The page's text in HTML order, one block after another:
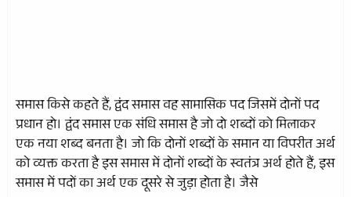
समास किसे कहते हैं, द्वंद समास वह सामासिक पद जिसमें दोनों पद
प्रधान हो। द्वंद समास एक संधि समास है जो दो शब्दों को मिलाकर
एक नया शब्द बनता है। जो कि दोनों शब्दों के समान या विपरीत अर्थ
को व्यक्त करता है इस समास में दोनों शब्दों के स्वतंत्र अर्थ होते हैं, इस
समास में पदों का अर्थ एक दूसरे से जुड़ा होता है। जैसे